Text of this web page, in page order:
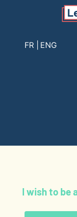
FR | ENG
I wish to be